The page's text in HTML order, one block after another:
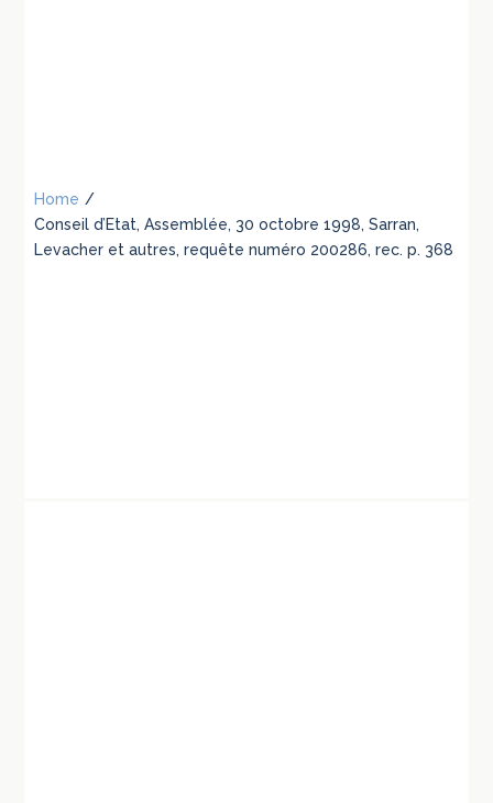
Home /
Conseil d’Etat, Assemblée, 30 octobre 1998, Sarran,
Levacher et autres, requête numéro 200286, rec. p. 368